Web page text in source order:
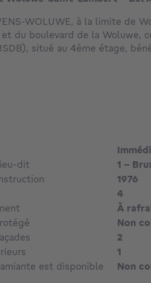
WOLUWE, à la limite de
du boulevard de la Woluwe,
situé au 4ème étage,
minutes à pied des
et métro, facilitant vos
vaste séjour lumineux avec
dégagée sur le parc avec un
sud de 7,5 m². Il dispose
ainsi que de deux chambres de
et plancher au sol. Un
garage. De plus, vous
chauffée et d'un terrain
commodités et cadre
cours de demande.
m²/an. À découvrir en
dit
1 -
1976
4
À
Non
2
1
est disponible
Non